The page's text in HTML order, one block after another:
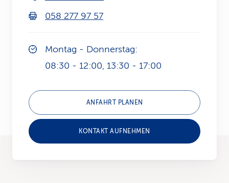
058 277 97 57
Montag - Donnerstag:
08:30 - 12:00, 13:30 - 17:00
ANFAHRT PLANEN
KONTAKT AUFNEHMEN